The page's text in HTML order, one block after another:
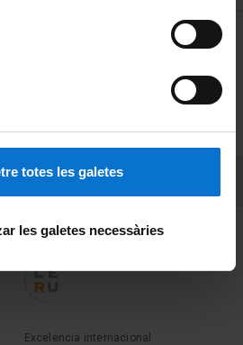
totes les galetes
les galetes necessàries
MENÚ PEU 1
Privacidad y términos
Sobre UBtv
Miembro de la
Excelencia internacional